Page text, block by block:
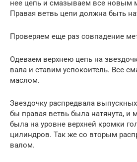
нее цепь и смазываем все новым
Правая ветвь цепи должна быть
Проверяем еще раз совпадение
Одеваем верхнею цепь на
вала и ставим успокоитель. Все
маслом.
Звездочку распредвала
бы правая ветвь была натянута, и
была на уровне верхней кромки
цилиндров. Так же со вторым
валом.